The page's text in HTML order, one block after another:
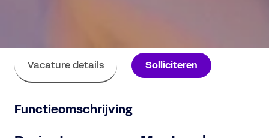
Vacature details Solliciteren
Functieomschrijving